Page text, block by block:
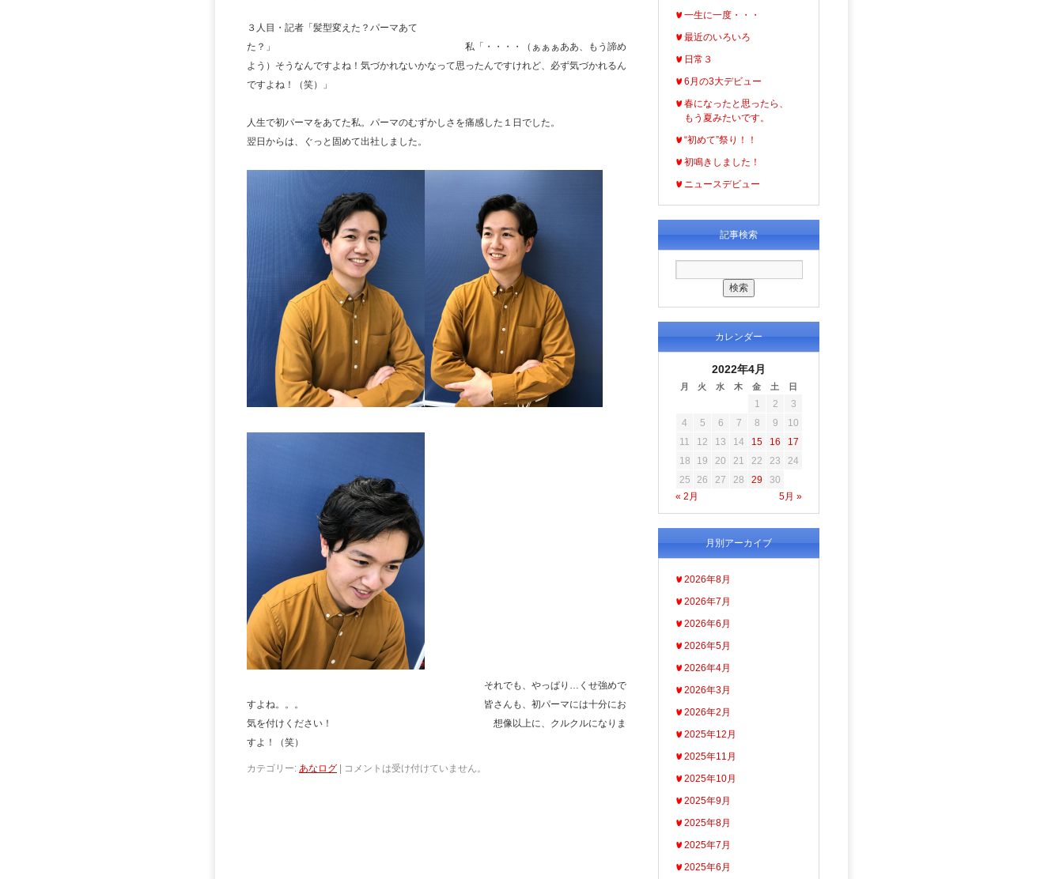
３人目・記者「髪型変えた？パーマあて
た？」 私「・・・・（ぁぁぁああ、もう諦め
よう）そうなんですよね！気づかれないかなって思ったんですけれど、必ず気づかれるん
ですよね！（笑）」
人生で初パーマをあてた私。パーマのむずかしさを痛感した１日でした。
翌日からは、ぐっと固めて出社しました。
それでも、やっぱり…くせ強めで
すよね。。。 皆さんも、初パーマには十分にお
気を付けください！ 想像以上に、クルクルになりま
すよ！（笑）
カテゴリー: あなログ コメントは受け付けていません。
一生に一度・・・
最近のいろいろ
日常３
6月の3大デビュー
春になったと思ったら、
もう夏みたいです。
“初めて”祭り！！
初鳴きしました！
ニュースデビュー
記事検索
カレンダー
2022年4月
月 火 水 木 金 土 日
« 2月 5月 »
1 2
3
4
5 6 7 8 9
10
11
12 13 14 15 16
17
18
19 20 21 22 23
24
25
26 27 28 29 30
月別アーカイブ
2026年8月
2026年7月
2026年6月
2026年5月
2026年4月
2026年3月
2026年2月
2025年12月
2025年11月
2025年10月
2025年9月
2025年8月
2025年7月
2025年6月